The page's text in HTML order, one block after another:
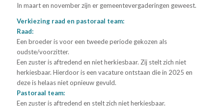
In maart en november zijn er gemeentevergaderingen geweest.
Verkiezing raad en pastoraal team:
Raad:
Een broeder is voor een tweede periode gekozen als
oudste/voorzitter.
Een zuster is aftredend en niet herkiesbaar. Zij stelt zich niet
herkiesbaar. Hierdoor is een vacature ontstaan die in 2025 en
deze is helaas niet opnieuw gevuld.
Pastoraal team:
Een zuster is aftredend en stelt zich niet herkiesbaar.